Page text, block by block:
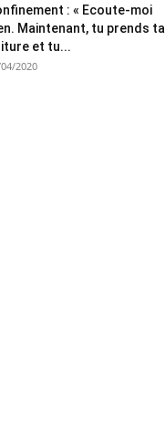
: « Ecoute-moi
Maintenant, tu prends ta
et tu...
2020